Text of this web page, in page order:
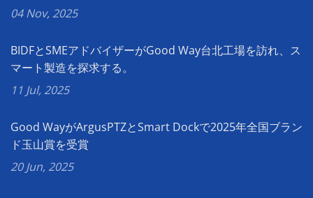
04 Nov, 2025
BIDFとSMEアドバイザーがGood Way台北工場を訪れ、ス
マート製造を探求する。
11 Jul, 2025
Good WayがArgusPTZとSmart Dockで2025年全国ブラン
ド玉山賞を受賞
20 Jun, 2025